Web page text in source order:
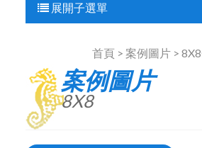
展開子選單
首頁 > 案例圖片 >
案例圖片
8X8